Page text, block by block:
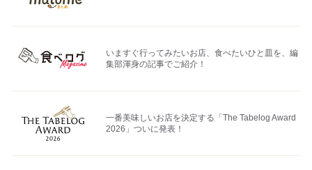
いますぐ行ってみたいお店、食べたいひと皿を、編
集部渾身の記事でご紹介！
一番美味しいお店を決定する「The Tabelog Award
2026」ついに発表！